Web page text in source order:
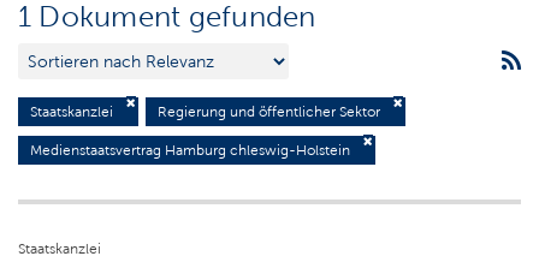
1 Dokument gefunden
Staatskanzlei Regierung und öffentlicher Sektor
Medienstaatsvertrag Hamburg chleswig-Holstein
Staatskanzlei